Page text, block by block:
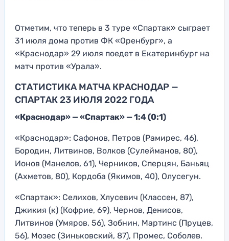
Отметим, что теперь в 3 туре «Спартак» сыграет
31 июля дома против ФК «Оренбург», а
«Краснодар» 29 июля поедет в Екатеринбург на
матч против «Урала».
СТАТИСТИКА МАТЧА КРАСНОДАР —
СПАРТАК 23 ИЮЛЯ 2022 ГОДА
«Краснодар» — «Спартак» — 1:4 (0:1)
«Краснодар»: Сафонов, Петров (Рамирес, 46),
Бородин, Литвинов, Волков (Сулейманов, 80),
Ионов (Манелов, 61), Черников, Сперцян, Баньяц
(Ахметов, 80), Кордоба (Якимов, 40), Олусегун.
«Спартак»: Селихов, Хлусевич (Классен, 87),
Джикия (к) (Кофрие, 69), Чернов, Денисов,
Литвинов (Умяров, 56), Зобнин, Мартинс (Пруцев,
56), Мозес (Зиньковский, 87), Промес, Соболев.